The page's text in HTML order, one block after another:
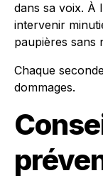
dans sa voix. À
intervenir
paupières sans
Chaque
dommages.